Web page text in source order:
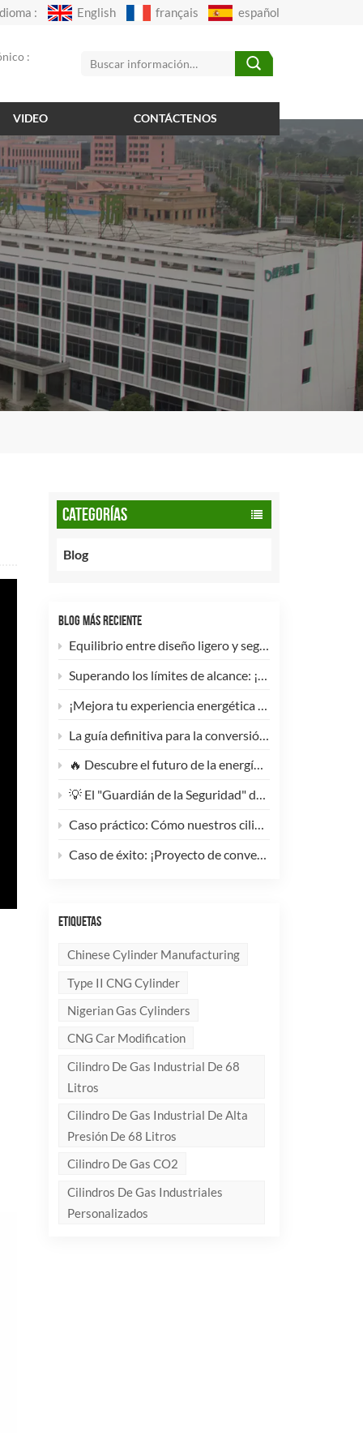
: English français español
:
VIDEO CONTÁCTENOS
CATEGORÍAS
Blog
BLOG MÁS RECIENTE
Equilibrio entre diseño ligero y seguridad: cómo los cilindros de GNC tipo 2 de 90 litros potencian las flotas comerciales.
Superando los límites de alcance: ¡Los cilindros de hidrógeno para UAV tipo 4 ya están disponibles para personalización de alta eficiencia!
¡Mejora tu experiencia energética con nuestra bombona de GLP compuesta de 5 kg! 🚀✨
La guía definitiva para la conversión de camiones pesados ​​a GNC: Por qué este cilindro de GNC tipo 1 de 200 litros supone un cambio radical para la reducción de costes de la flota.
🔥 Descubre el futuro de la energía: ¡Conoce la elegante y ultraligera bombona de GLP compuesta de 10 kg!
💡 El "Guardián de la Seguridad" del Gas Industrial y la Supresión de Incendios: Un Análisis en Profundidad de los Cilindros de Gas sin Costura de Acero de Alto Rendimiento
Caso práctico: Cómo nuestros cilindros compuestos de GLP redefinen la seguridad y la imagen de marca para clientes globales.
Caso de éxito: ¡Proyecto de conversión a GNC de un generador de 100 kVA completado con éxito! 🚀
ETIQUETAS
Chinese Cylinder Manufacturing
Type II CNG Cylinder
Nigerian Gas Cylinders
CNG Car Modification
Cilindro De Gas Industrial De 68
Litros
Cilindro De Gas Industrial De Alta
Presión De 68 Litros
Cilindro De Gas CO2
Cilindros De Gas Industriales
Personalizados